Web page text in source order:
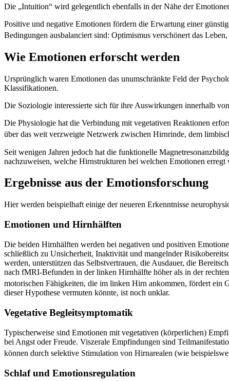
Die „Intuition“ wird gelegentlich ebenfalls in der Nähe der
Positive und negative Emotionen fördern die Erwartung einer
Bedingungen ausbalanciert sind: Optimismus verschönert das
Wie Emotionen erforscht werden
Ursprünglich waren Emotionen das unumschränkte Feld der
Klassifikationen.
Die Soziologie interessierte sich für ihre Auswirkungen innerhalb
Die Physiologie hat die Verbindung mit vegetativen Reaktionen
über das weit verzweigte Netzwerk zwischen Hirnrinde, dem
Seit wenigen Jahren jedoch hat die funktionelle
nachzuweisen, welche Hirnstrukturen bei welchen Emotionen
Ergebnisse aus der Emotionsforschung
Hier werden beispielhaft einige der neueren Erkenntnisse
Emotionen und Hirnhälften
Die beiden Hirnhälften werden bei negativen und positiven
schließlich zu Unsicherheit, Inaktivität und mangelnder
werden, unterstützen das Selbstvertrauen, die Ausdauer, die
nach fMRI-Befunden in der linken Hirnhälfte höher als in der
motorischen Fähigkeiten, die im linken Hirn ankommen, fördert ein
dieser Hypothese vermuten könnte, ist noch unklar.
Vegetative Begleitsymptomatik
Typischerweise sind Emotionen mit vegetativen (körperlichen)
bei Angst oder Freude. Viszerale Empfindungen sind
können durch selektive Stimulation von Hirnarealen (wie
Schlaf und Emotionsregulation